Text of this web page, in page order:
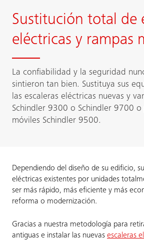
Sustitución total de
eléctricas y rampas
La confiabilidad y la seguridad
sintieron tan bien. Sustituya sus
las escaleras eléctricas nuevas y
Schindler 9300 o Schindler 9700 o
móviles Schindler 9500.
Dependiendo del diseño de su edificio,
eléctricas existentes por unidades
ser más rápido, más eficiente y más
reforma o modernización.
Gracias a nuestra metodología para
antiguas e instalar las nuevas escaleras